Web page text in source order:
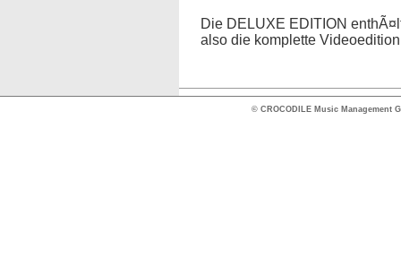
Die DELUXE EDITION
also die komplette Videoedition
© CROCODILE Music Management